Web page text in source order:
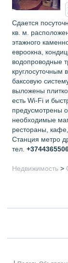
Сдается
кв. м.
этажного
евроокна,
водопроводные
круглосуточным
баксовую
выложены
есть Wi-Fi и
предусмотрены
необходимые
рестораны,
Станция метро
тел.
Недвижимость >